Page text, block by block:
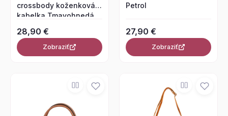
crossbody koženková
kabelka Tmavohnedá
28,90 €
Zobraziť
Petrol
27,90 €
Zobraziť